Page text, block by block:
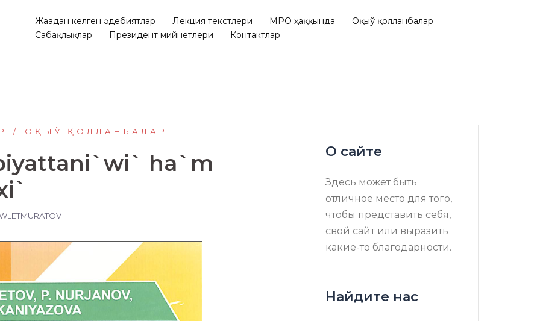
Жаңадан келген әдебиятлар Лекция текстлери МРО ҳаққында
Оқыў қолланбалар
Сабақлықлар
Президент мийнетлери Контактлар
ОҚЫЎ ҚОЛЛАНБАЛАР
ha`m
О сайте
Здесь может быть
отличное место для того,
чтобы представить себя,
свой сайт или выразить
какие-то благодарности.
Найдите нас